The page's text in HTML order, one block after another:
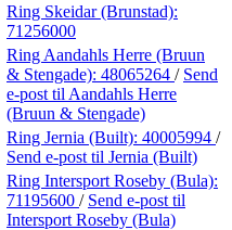
Ring Skeidar (Brunstad):
71256000
Ring Aandahls Herre (Bruun
& Stengade): 48065264 / Send
e-post til Aandahls Herre
(Bruun & Stengade)
Ring Jernia (Built): 40005994 /
Send e-post til Jernia (Built)
Ring Intersport Roseby (Bula):
71195600 / Send e-post til
Intersport Roseby (Bula)